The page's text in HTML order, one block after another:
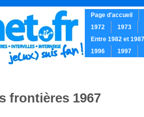
Page d'accueil
1972
1973
Entre 1982 et 1987
1996
1997
frontières 1967